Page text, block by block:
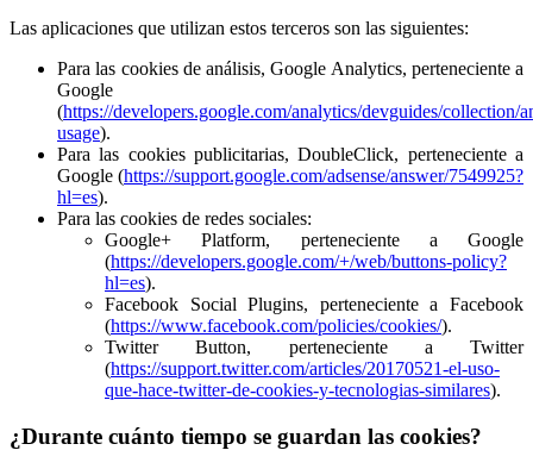
Las aplicaciones que utilizan estos terceros son las siguientes:
Para las cookies de análisis, Google Analytics, perteneciente a
Google
(https://developers.google.com/analytics/devguides/collection/
usage).
Para las cookies publicitarias, DoubleClick, perteneciente a
Google (https://support.google.com/adsense/answer/7549925?
hl=es).
Para las cookies de redes sociales:
Google+ Platform, perteneciente a Google
(https://developers.google.com/+/web/buttons-policy?
hl=es).
Facebook Social Plugins, perteneciente a Facebook
(https://www.facebook.com/policies/cookies/).
Twitter Button, perteneciente a Twitter
(https://support.twitter.com/articles/20170521-el-uso-
que-hace-twitter-de-cookies-y-tecnologias-similares).
¿Durante cuánto tiempo se guardan las cookies?